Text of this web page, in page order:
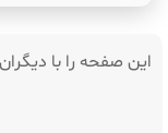
این صفحه را با